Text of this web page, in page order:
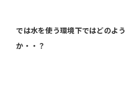
では水を使う環境下ではどのよ
か・・？